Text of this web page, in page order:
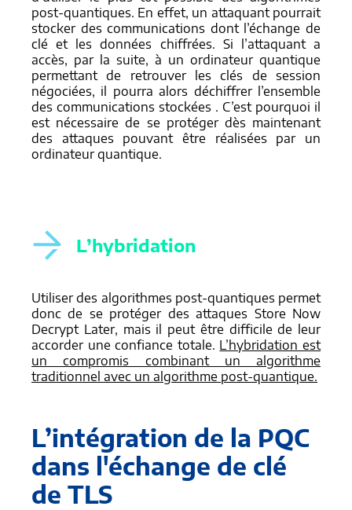
post-quantiques. En effet, un attaquant pourrait
stocker des communications dont l’échange de
clé et les données chiffrées. Si l’attaquant a
accès, par la suite, à un ordinateur quantique
permettant de retrouver les clés de session
négociées, il pourra alors déchiffrer l’ensemble
des communications stockées . C’est pourquoi il
est nécessaire de se protéger dès maintenant
des attaques pouvant être réalisées par un
ordinateur quantique.
L’hybridation
Utiliser des algorithmes post-quantiques permet
donc de se protéger des attaques Store Now
Decrypt Later, mais il peut être difficile de leur
accorder une confiance totale. L’hybridation est
un compromis combinant un algorithme
traditionnel avec un algorithme post-quantique.
L’intégration de la PQC
dans l'échange de clé
de TLS